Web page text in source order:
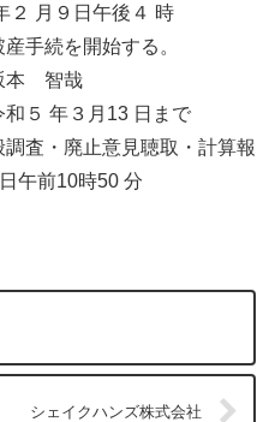
月９日午後４ 時
手続を開始する。
本 智哉
５ 年３月13 日まで
査・廃止意見聴取・計算報
午前10時50 分
シェイクハンズ株式会社